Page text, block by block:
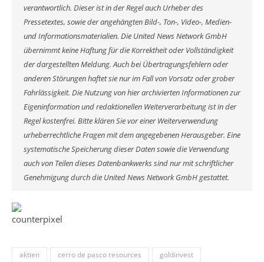
verantwortlich. Dieser ist in der Regel auch Urheber des
Pressetextes, sowie der angehängten Bild-, Ton-, Video-, Medien-
und Informationsmaterialien. Die United News Network GmbH
übernimmt keine Haftung für die Korrektheit oder Vollständigkeit
der dargestellten Meldung. Auch bei Übertragungsfehlern oder
anderen Störungen haftet sie nur im Fall von Vorsatz oder grober
Fahrlässigkeit. Die Nutzung von hier archivierten Informationen zur
Eigeninformation und redaktionellen Weiterverarbeitung ist in der
Regel kostenfrei. Bitte klären Sie vor einer Weiterverwendung
urheberrechtliche Fragen mit dem angegebenen Herausgeber. Eine
systematische Speicherung dieser Daten sowie die Verwendung
auch von Teilen dieses Datenbankwerks sind nur mit schriftlicher
Genehmigung durch die United News Network GmbH gestattet.
aktien cerro de pasco resources
goldinvest